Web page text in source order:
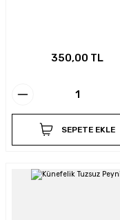
350,00 TL
SEPETE EKLE